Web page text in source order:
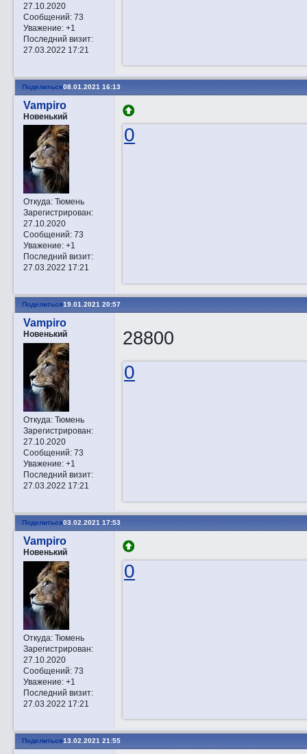
27.10.2020
Сообщений:73
Уважение: +1
Последний визит:
27.03.2022 17:21
Поделиться08.01.2021 16:13
Vampiro
Новенький
Откуда:Тюмень
Зарегистрирован:
27.10.2020
Сообщений:73
Уважение: +1
Последний визит:
27.03.2022 17:21
0
Поделиться19.01.2021 20:57
Vampiro
Новенький
Откуда:Тюмень
Зарегистрирован:
27.10.2020
Сообщений:73
Уважение: +1
Последний визит:
27.03.2022 17:21
28800
0
Поделиться03.02.2021 17:53
Vampiro
Новенький
Откуда:Тюмень
Зарегистрирован:
27.10.2020
Сообщений:73
Уважение: +1
Последний визит:
27.03.2022 17:21
0
Поделиться13.02.2021 21:55